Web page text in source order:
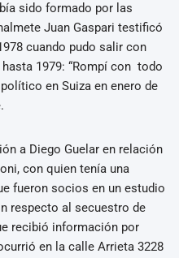
sido formado por las
Juan Gaspari testificó
cuando pudo salir con
1979: “Rompí con todo
en Suiza en enero de
a Diego Guelar en relación
con quien tenía una
fueron socios en un estudio
respecto al secuestro de
recibió información por
en la calle Arrieta 3228